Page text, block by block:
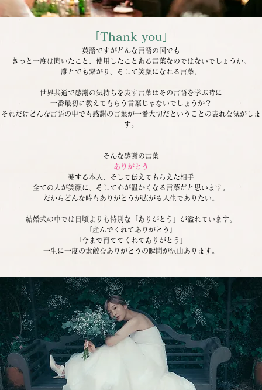
「Thank you」
英語ですがどんな言語の国でも
きっと一度は聞いたこと、使用したことある言葉なのではないでしょうか。
誰とでも繋がり、そして笑顔になれる言葉。
世界共通で感謝の気持ちを表す言葉はその言語を学ぶ時に
一番最初に教えてもらう言葉じゃないでしょうか？
それだけどんな言語の中でも感謝の言葉が一番大切だということの表れな気がしま
す。
そんな感謝の言葉
ありがとう
発する本人、そして伝えてもらえた相手
全ての人が笑顔に、そして心が温かくなる言葉だと思います。
だからどんな時もありがとうが広がる人生でありたい。
結婚式の中では日頃よりも特別な「ありがとう」が溢れています。
「産んでくれてありがとう」
「今まで育ててくれてありがとう」
一生に一度の素敵なありがとうの瞬間が沢山あります。